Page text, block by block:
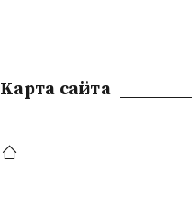
Kарта сайта